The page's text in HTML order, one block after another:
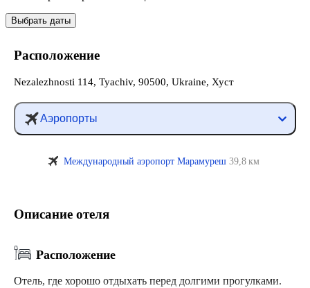
Выбрать даты
Расположение
Nezalezhnosti 114, Tyachiv, 90500, Ukraine, Хуст
Аэропорты
Международный аэропорт Марамуреш 39,8 км
Описание отеля
Расположение
Отель, где хорошо отдыхать перед долгими прогулками.